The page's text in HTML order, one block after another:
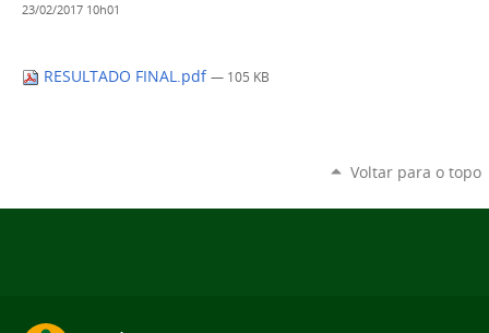
23/02/2017 10h01
RESULTADO FINAL.pdf — 105 KB
Voltar para o topo